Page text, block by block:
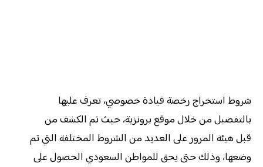
شروط استخراج رخصة قيادة خصوصي، تعرف عليها
بالتفصيل من خلال موقع برونزية، حيث تم الكشف من
قبل هيئة المرور على العديد من الشروط المختلفة التي تم
وضعها، وذلك حتى يحق للمواطن السعودي الحصول على